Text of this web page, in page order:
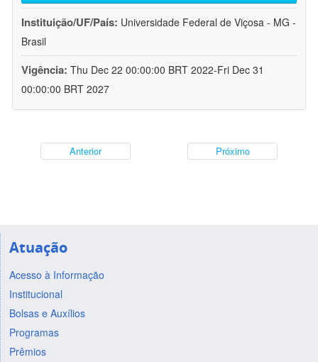
Instituição/UF/País: Universidade Federal de Viçosa - MG -
Brasil
Vigência: Thu Dec 22 00:00:00 BRT 2022-Fri Dec 31
00:00:00 BRT 2027
Anterior Próximo
Atuação
Acesso à Informação
Institucional
Bolsas e Auxílios
Programas
Prêmios